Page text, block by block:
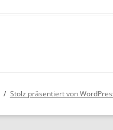
Stolz präsentiert von